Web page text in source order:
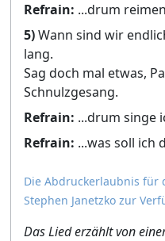
Refrain: ...drum
5)Wann sind wir
lang.
Sag doch mal etwas,
Schnulzgesang.
Refrain: ...drum singe
Refrain: ...was soll ich
Die Abdruckerlaubnis für
Stephen Janetzko zur
Das Lied erzählt von